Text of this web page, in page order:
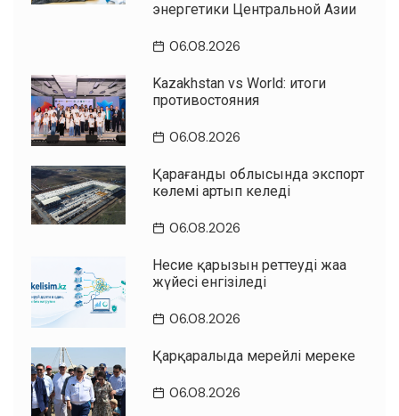
энергетики Центральной Азии
06.08.2026
Kazakhstan vs World: итоги
противостояния
06.08.2026
Қарағанды облысында экспорт
көлемі артып келеді
06.08.2026
Несие қарызын реттеудің жаңа
жүйесі енгізіледі
06.08.2026
Қарқаралыда мерейлі мереке
06.08.2026